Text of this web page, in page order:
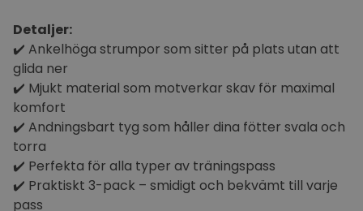
Detaljer:
✔️ Ankelhöga strumpor som sitter på plats utan att
glida ner
✔️ Mjukt material som motverkar skav för maximal
komfort
✔️ Andningsbart tyg som håller dina fötter svala och
torra
✔️ Perfekta för alla typer av träningspass
✔️ Praktiskt 3-pack – smidigt och bekvämt till varje
pass